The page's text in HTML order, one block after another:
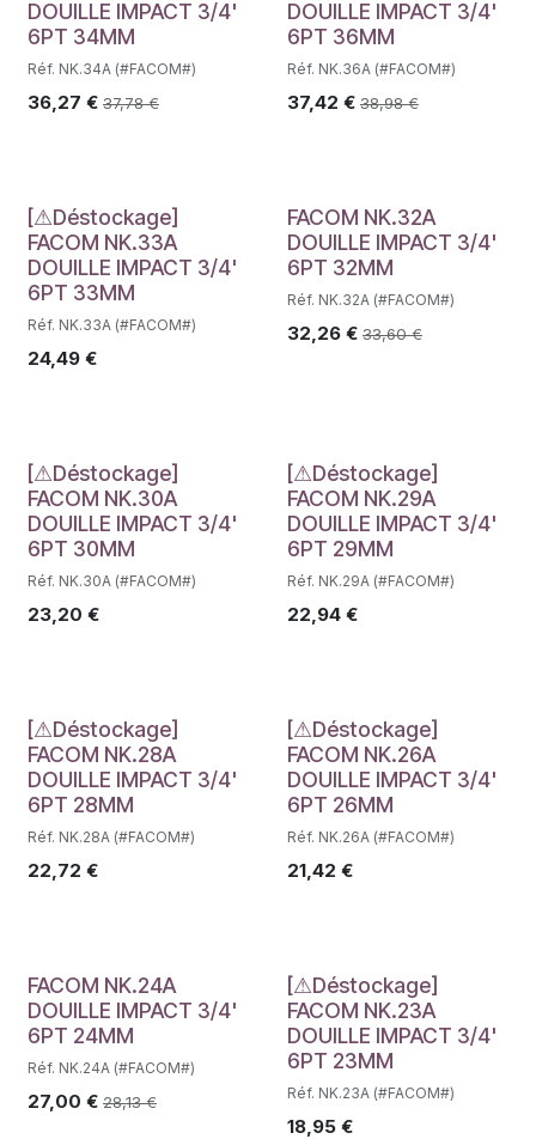
DOUILLE IMPACT 3/4'
6PT 34MM
Réf. NK.34A (#FACOM#)
36,27 € 37,78€
DOUILLE IMPACT 3/4'
6PT 36MM
Réf. NK.36A (#FACOM#)
37,42 € 38,98€
Déstockage
[⚠Déstockage]
FACOM NK.33A
DOUILLE IMPACT 3/4'
6PT 33MM
Réf. NK.33A (#FACOM#)
24,49 €
FACOM NK.32A
DOUILLE IMPACT 3/4'
6PT 32MM
Réf. NK.32A (#FACOM#)
32,26€ 33,60€
Déstockage
[⚠Déstockage]
FACOM NK.30A
DOUILLE IMPACT 3/4'
6PT 30MM
Réf. NK.30A (#FACOM#)
23,20 €
Déstockage
[⚠Déstockage]
FACOM NK.29A
DOUILLE IMPACT 3/4'
6PT 29MM
Réf. NK.29A (#FACOM#)
22,94€
Déstockage
[⚠Déstockage]
FACOM NK.28A
DOUILLE IMPACT 3/4'
6PT 28MM
Réf. NK.28A (#FACOM#)
22,72 €
Déstockage
[⚠Déstockage]
FACOM NK.26A
DOUILLE IMPACT 3/4'
6PT 26MM
Réf. NK.26A (#FACOM#)
21,42 €
FACOM NK.24A
DOUILLE IMPACT 3/4'
6PT 24MM
Réf. NK.24A (#FACOM#)
27,00 € 28,13€
Déstockage
[⚠Déstockage]
FACOM NK.23A
DOUILLE IMPACT 3/4'
6PT 23MM
Réf. NK.23A (#FACOM#)
18,95€